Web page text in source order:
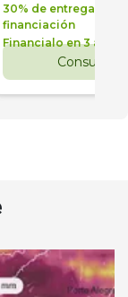
30% de entrega +
financiación
Financialo en 3 años
Consultar